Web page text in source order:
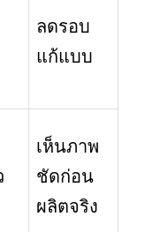
ลดรอบ
แก้แบบ
เห็นภาพ
ชัดก่อน
ผลิตจริง